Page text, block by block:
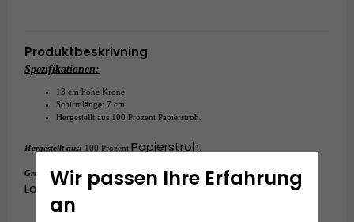
Produktbeskrivning
Spezifikationen:
13 cm hohe Krone.
Schirmlänge: 7 cm.
Hergestellt aus 100 Prozent Papierstroh
Hergestellt aus: 100 Prozent Papierstroh
Grösseninformationen: Small - 55 cm. Medium - 57 cm.
Large - 59 cm. X-Large - 61 cm.
Wir passen Ihre Erfahrung
an